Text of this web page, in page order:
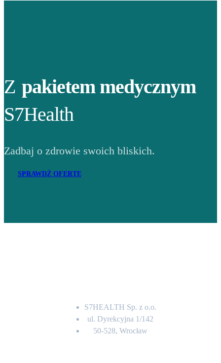
Z pakietem medycznym
S7Health
Zadbaj o zdrowie swoich bliskich.
SPRAWDŹ OFERTĘ
S7HEALTH Sp. z o.o.
ul. Dyrekcyjna 1/142
50-528, Wrocław